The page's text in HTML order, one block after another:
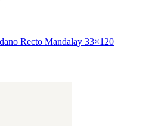
Recto Mandalay 33×120